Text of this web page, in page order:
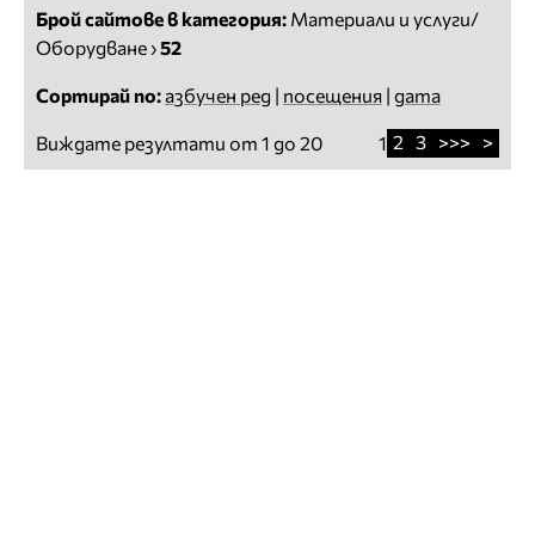
Брой сайтове в категория: Материали и услуги/
Оборудване›52
Сортирай по: азбучен ред | посещения | дата
Виждате резултати от 1 до 20 1 2 3 >>> >